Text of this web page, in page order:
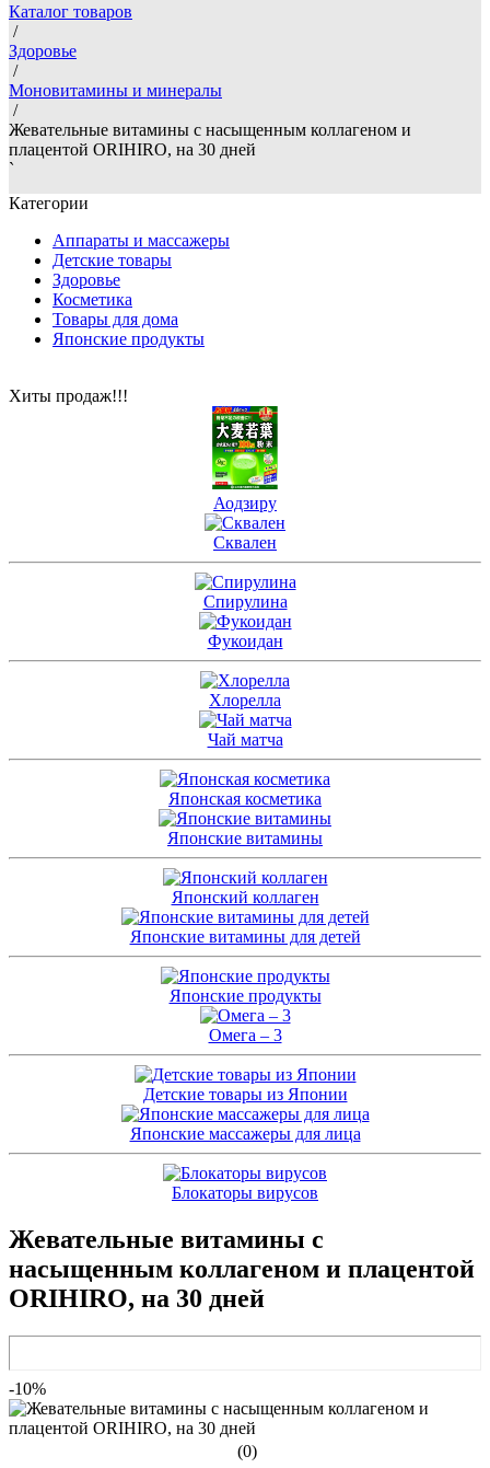
Каталог товаров
/
Здоровье
/
Моновитамины и минералы
/
Жевательные витамины с насыщенным коллагеном и
плацентой ORIHIRO, на 30 дней
`
Категории
Аппараты и массажеры
Детские товары
Здоровье
Косметика
Товары для дома
Японские продукты
Хиты продаж!!!
Аодзиру
Сквален
Спирулина
Фукоидан
Хлорелла
Чай матча
Японская косметика
Японские витамины
Японский коллаген
Японские витамины для детей
Японские продукты
Омега – 3
Детские товары из Японии
Японские массажеры для лица
Блокаторы вирусов
Жевательные витамины с
насыщенным коллагеном и плацентой
ORIHIRO, на 30 дней
-10%
(0)